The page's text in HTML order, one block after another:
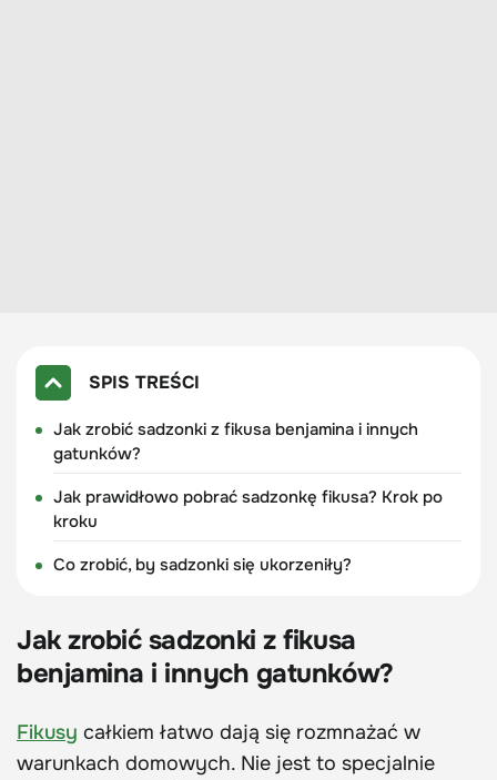
SPIS TREŚCI
Jak zrobić sadzonki z fikusa benjamina i innych
gatunków?
Jak prawidłowo pobrać sadzonkę fikusa? Krok po
kroku
Co zrobić, by sadzonki się ukorzeniły?
Jak zrobić sadzonki z fikusa
benjamina i innych gatunków?
Fikusy całkiem łatwo dają się rozmnażać w
warunkach domowych. Nie jest to specjalnie